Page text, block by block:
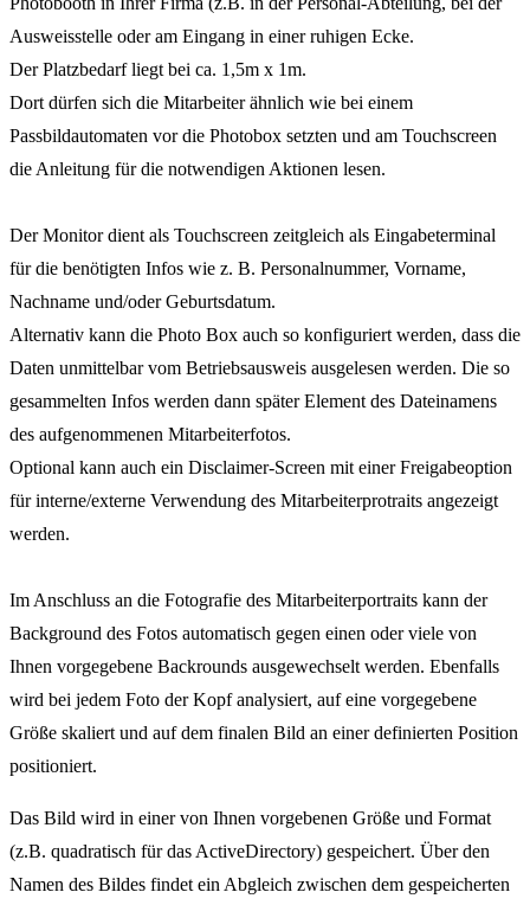
Ausweisstelle oder am Eingang in einer ruhigen Ecke.
Der Platzbedarf liegt bei ca. 1,5m x 1m.
Dort dürfen sich die Mitarbeiter ähnlich wie bei einem
Passbildautomaten vor die Photobox setzten und am Touchscreen
die Anleitung für die notwendigen Aktionen lesen.
Der Monitor dient als Touchscreen zeitgleich als Eingabeterminal
für die benötigten Infos wie z. B. Personalnummer, Vorname,
Nachname und/oder Geburtsdatum.
Alternativ kann die Photo Box auch so konfiguriert werden, dass die
Daten unmittelbar vom Betriebsausweis ausgelesen werden. Die so
gesammelten Infos werden dann später Element des Dateinamens
des aufgenommenen Mitarbeiterfotos.
Optional kann auch ein Disclaimer-Screen mit einer Freigabeoption
für interne/externe Verwendung des Mitarbeiterprotraits angezeigt
werden.
Im Anschluss an die Fotografie des Mitarbeiterportraits kann der
Background des Fotos automatisch gegen einen oder viele von
Ihnen vorgegebene Backrounds ausgewechselt werden. Ebenfalls
wird bei jedem Foto der Kopf analysiert, auf eine vorgegebene
Größe skaliert und auf dem finalen Bild an einer definierten Position
positioniert.
Das Bild wird in einer von Ihnen vorgebenen Größe und Format
(z.B. quadratisch für das ActiveDirectory) gespeichert. Über den
Namen des Bildes findet ein Abgleich zwischen dem gespeicherten